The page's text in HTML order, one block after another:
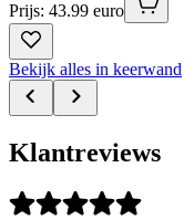
Prijs: 43.99 euro
Bekijk alles in keerwand
Klantreviews